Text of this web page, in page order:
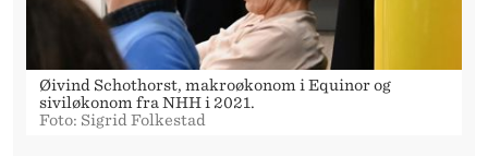
Øivind Schothorst, makroøkonom i Equinor og
siviløkonom fra NHH i 2021.
Foto: Sigrid Folkestad